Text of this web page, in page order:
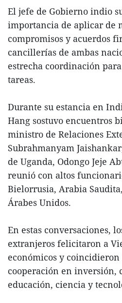
El jefe de Gobierno indio
importancia de aplicar de
compromisos y acuerdos
cancillerías de ambas
estrecha coordinación
tareas.
Durante su estancia en
Hang sostuvo encuentros
ministro de Relaciones
Subrahmanyam
de Uganda, Odongo Jeje
reunió con altos
Bielorrusia, Arabia
Árabes Unidos.
En estas conversaciones,
extranjeros felicitaron a
económicos y
cooperación en inversión,
educación, ciencia y